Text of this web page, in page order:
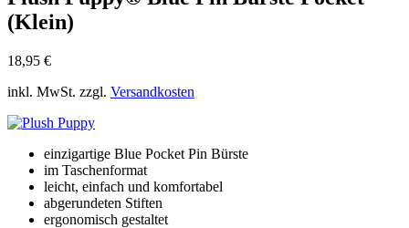
(Klein)
18,95 €
inkl. MwSt. zzgl. Versandkosten
einzigartige Blue Pocket Pin Bürste
im Taschenformat
leicht, einfach und komfortabel
abgerundeten Stiften
ergonomisch gestaltet